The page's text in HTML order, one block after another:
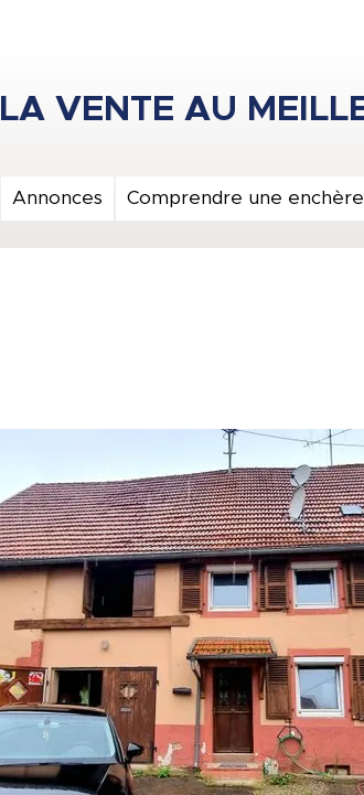
Annonces Comprendre une enchère